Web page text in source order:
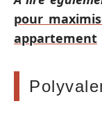
pour
appartement